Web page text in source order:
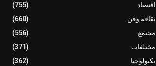
اقتصاد
(755)
ثقافة وفن
(660)
مجتمع
(556)
مختلفات
(371)
تكنولوجيا
(362)